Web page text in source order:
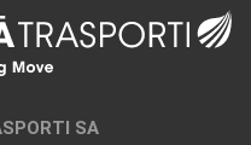
SA